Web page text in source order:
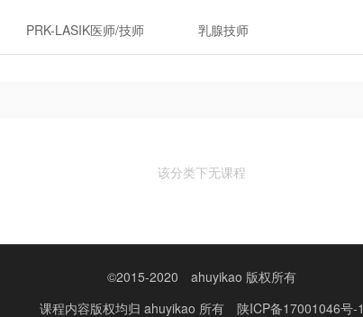
PRK-LASIK医师/技师 乳腺技师
该分类下无课程
©2015-2020
ahuyikao 版权所有
课程内容版权均归 ahuyikao 所有 陕ICP备17001046号-1